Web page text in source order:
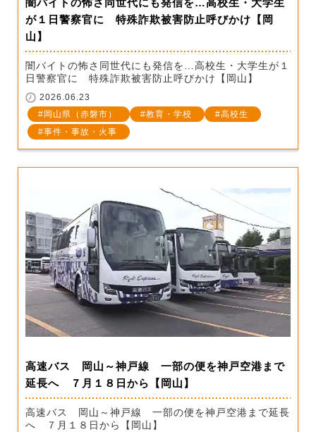
が１日警察官に 特殊詐欺被害防止呼びかけ【岡
山】
闇バイトの怖さ同世代にも発信を…高校生・大学生が１
日警察官に 特殊詐欺被害防止呼びかけ【岡山】
2026.06.23
岡山県（赤磐市）
教育・学校
高校生
事件・事故・火事
高速バス 岡山～神戸線 一部の便を神戸空港まで
延長へ ７月１８日から【岡山】
高速バス 岡山～神戸線 一部の便を神戸空港まで延長
へ ７月１８日から【岡山】